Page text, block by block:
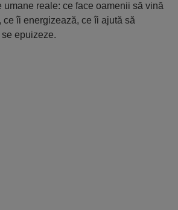
umane reale: ce face oamenii să vină
ce îi energizează, ce îi ajută să
epuizeze.